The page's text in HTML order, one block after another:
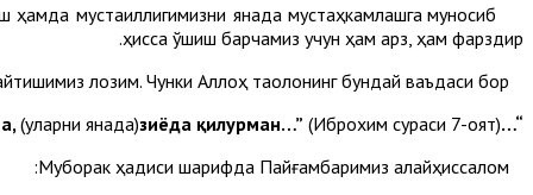
мустақиллигимизни янада мустаҳкамлашга муносиб
ҳисса қўшиш барчамиз учун ҳам қарз, ҳам фарздир.
“…агар
(уларни янада)зиёда қилурман…” (Иброхим сураси 7-оят).